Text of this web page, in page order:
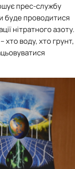
прес-службу
буде проводитися
нітратного азоту.
хто воду, хто грунт,